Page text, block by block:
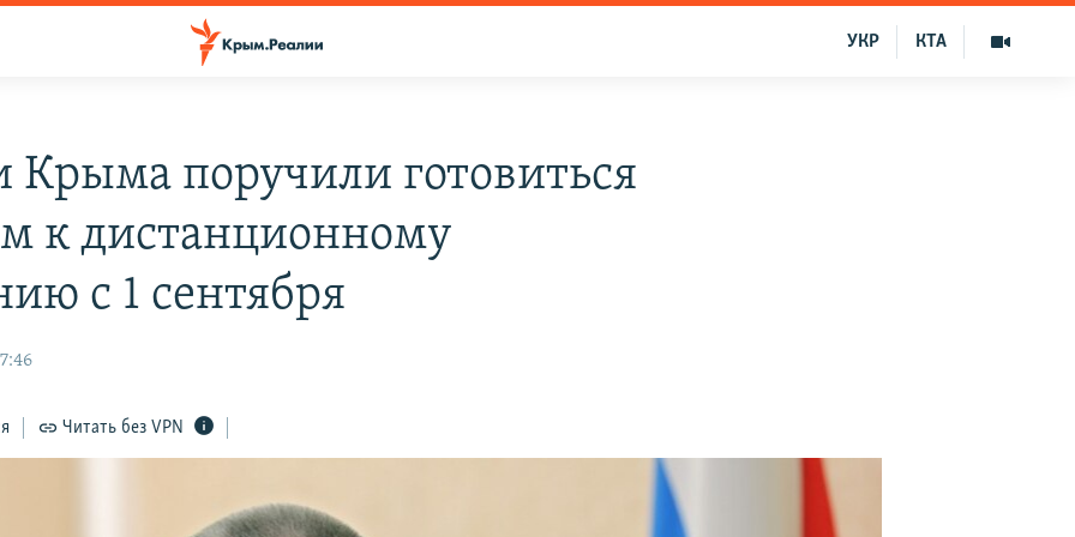
КТА
УКР
Крыма поручили готовиться
к дистанционному
с 1 сентября
Читать без VPN